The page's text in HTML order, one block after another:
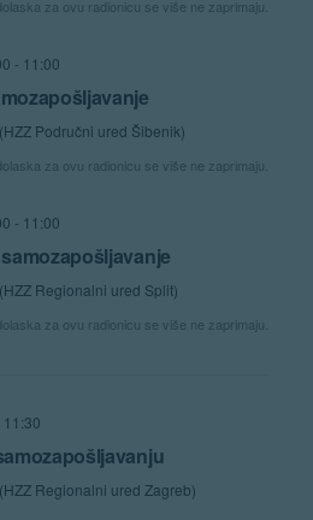
za ovu radionicu se više ne zaprimaju.
- 11:00
(HZZ Područni ured Šibenik)
za ovu radionicu se više ne zaprimaju.
- 11:00
(HZZ Regionalni ured Split)
za ovu radionicu se više ne zaprimaju.
11:30
(HZZ Regionalni ured Zagreb)